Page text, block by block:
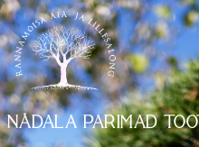
NÄDALA PARIMAD